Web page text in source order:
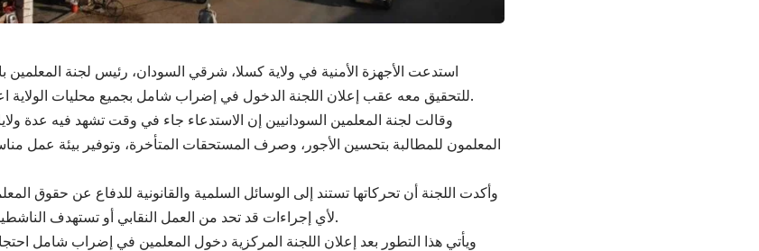
استدعت الأجهزة الأمنية في ولاية كسلا، شرقي السودان، رئيس لجنة المعلمين
للتحقيق معه عقب إعلان اللجنة الدخول في إضراب شامل بجميع محليات الولاية اعتباراً من 7 يونيو 2026.
وقالت لجنة المعلمين السودانيين إن الاستدعاء جاء في وقت تشهد فيه عدة
المعلمون للمطالبة بتحسين الأجور، وصرف المستحقات المتأخرة، وتوفير بيئة عمل
وأكدت اللجنة أن تحركاتها تستند إلى الوسائل السلمية والقانونية للدفاع عن حقوق
لأي إجراءات قد تحد من العمل النقابي أو تستهدف الناشطين في المجال التعليمي.
ويأتي هذا التطور بعد إعلان اللجنة المركزية دخول المعلمين في إضراب شامل